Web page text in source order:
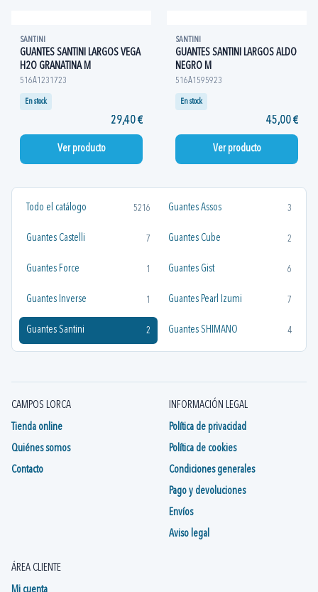
Todo el catálogo 5216 Guantes Assos 3
Guantes Castelli 7 Guantes Cube 2
Guantes Force 1 Guantes Gist 6
Guantes Inverse 1 Guantes Pearl Izumi 7
Guantes Santini 2 Guantes SHIMANO 4
SANTINI
GUANTES SANTINI LARGOS VEGA
H2O GRANATINA M
516A1231723
En stock
29,40 €
Ver producto
SANTINI
GUANTES SANTINI LARGOS ALDO
NEGRO M
516A1595923
En stock
45,00 €
Ver producto
CAMPOS LORCA
Tienda online
Quiénes somos
Contacto
INFORMACIÓN LEGAL
Política de privacidad
Política de cookies
Condiciones generales
Pago y devoluciones
Envíos
Aviso legal
ÁREA CLIENTE